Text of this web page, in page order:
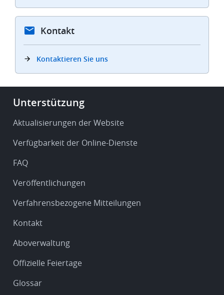
Kontakt
Kontaktieren Sie uns
Footer
Service
support
Unterstützung
Aktualisierungen der Website
Verfügbarkeit der Online-Dienste
FAQ
Veröffentlichungen
Verfahrensbezogene Mitteilungen
Kontakt
Aboverwaltung
Offizielle Feiertage
Glossar